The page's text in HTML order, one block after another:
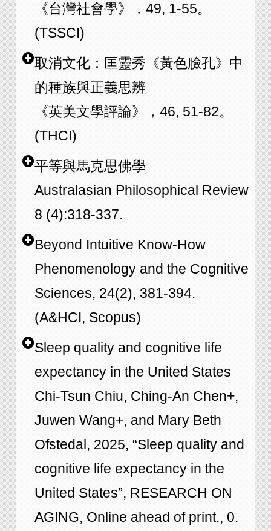
《台灣社會學》，49, 1-55。
(TSSCI)
取消文化：匡靈秀《黃色臉孔》中
的種族與正義思辨
《英美文學評論》，46, 51-82。
(THCI)
平等與馬克思佛學
Australasian Philosophical Review
8 (4):318-337.
Beyond Intuitive Know-How
Phenomenology and the Cognitive
Sciences, 24(2), 381-394.
(A&HCI, Scopus)
Sleep quality and cognitive life
expectancy in the United States
Chi-Tsun Chiu, Ching-An Chen+,
Juwen Wang+, and Mary Beth
Ofstedal, 2025, “Sleep quality and
cognitive life expectancy in the
United States”, RESEARCH ON
AGING, Online ahead of print., 0.